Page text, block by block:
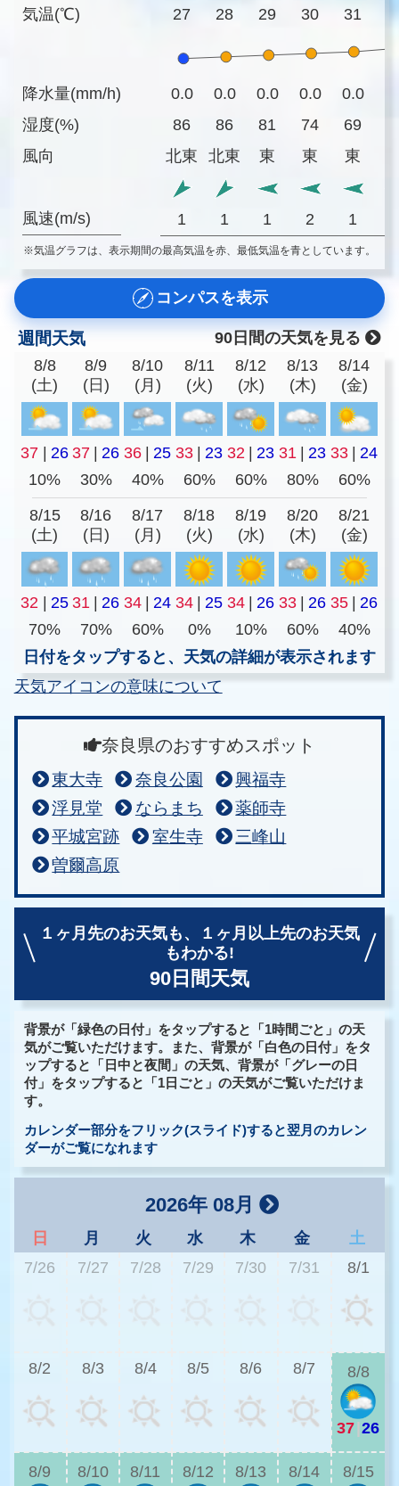
気温(℃)
降水量(mm/h)
湿度(%)
風向
風速(m/s)
27 28 29 30 31
0.0 0.0 0.0 0.0 0.0
86
86 81 74 69
北東
北東 東 東 東
1 1 1 2 1
※気温グラフは、表示期間の最高気温を赤、最低気温を青としています。
コンパスを表示
週間天気
90日間の天気を見る
8/8
(土)
8/9
(日)
8/10
(月)
8/11
(火)
8/12
(水)
8/13
(木)
8/14
(金)
37 26 37 26 36 25 33 23 32 23 31 23 33
24
10%
30% 40% 60% 60% 80% 60%
8/15
(土)
8/16
(日)
8/17
(月)
8/18
(火)
8/19
(水)
8/20
(木)
8/21
(金)
32 25 31 26 34 24 34 25 34 26 33 26 35
26
70%
70% 60% 0% 10% 60%
40%
日付をタップすると、天気の詳細が表示されます
天気アイコンの意味について
奈良県のおすすめスポット
東大寺 奈良公園
興福寺
浮見堂
ならまち
薬師寺
平城宮跡
室生寺
三峰山
曽爾高原
１ヶ月先のお天気も、
１ヶ月以上先のお天気
もわかる!
90日間天気
背景が「緑色の日付」をタップすると「1時間ごと」の天
気がご覧いただけます。また、背景が「白色の日付」をタ
ップすると「日中と夜間」の天気、背景が「グレーの日
付」をタップすると「1日ごと」の天気がご覧いただけま
す。
カレンダー部分をフリック(スライド)すると翌月のカレン
ダーがご覧になれます
2026年 08月
日 月 火 水 木 金
土
7/26
7/27 7/28 7/29 7/30 7/31 8/1
8/2 8/3 8/4 8/5 8/6 8/7 8/8
37|26
8/9 8/10 8/11 8/12 8/13 8/14 8/15